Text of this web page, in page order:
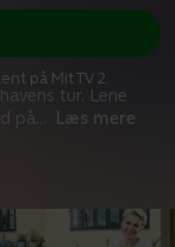
tur. Lene
på
Læs mere
på Mit TV 2.